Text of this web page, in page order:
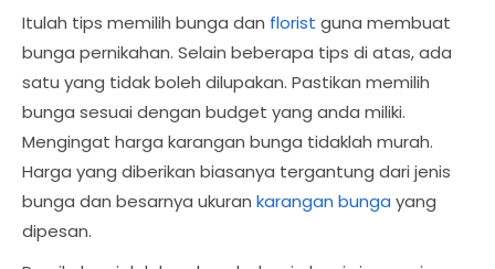
Itulah tips memilih bunga dan florist guna membuat
bunga pernikahan. Selain beberapa tips di atas, ada
satu yang tidak boleh dilupakan. Pastikan memilih
bunga sesuai dengan budget yang anda miliki.
Mengingat harga karangan bunga tidaklah murah.
Harga yang diberikan biasanya tergantung dari jenis
bunga dan besarnya ukuran karangan bunga yang
dipesan.